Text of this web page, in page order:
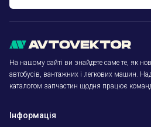
На нашому сайті ви знайдете саме те, як
автобусів, вантажних і легкових машин.
каталогом запчастин щодня працює
Інформація